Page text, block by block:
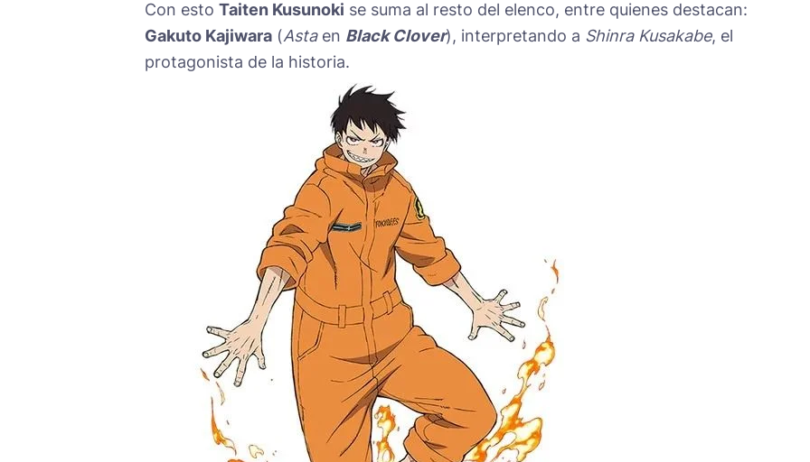
Con esto Taiten Kusunoki se suma al resto del elenco, entre quienes destacan:
Gakuto Kajiwara (Astaen Black Clover), interpretando a Shinra Kusakabe, el
protagonista de la historia.